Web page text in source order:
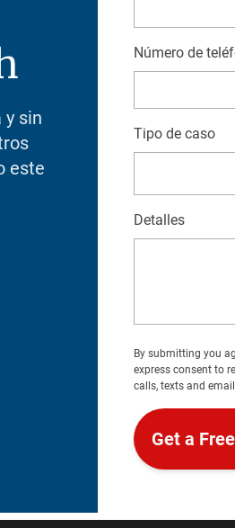
y sin
este
Número de
Tipo de caso
Detalles
By submitting you
express consent to
calls, texts and